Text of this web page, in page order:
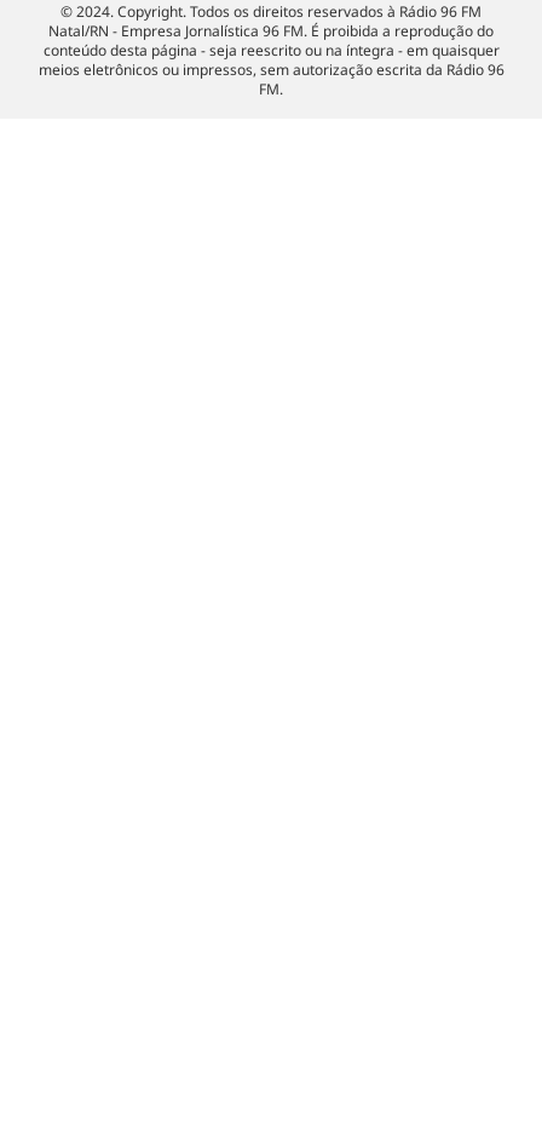
© 2024. Copyright. Todos os direitos reservados à Rádio 96 FM
Natal/RN - Empresa Jornalística 96 FM. É proibida a reprodução do
conteúdo desta página - seja reescrito ou na íntegra - em quaisquer
meios eletrônicos ou impressos, sem autorização escrita da Rádio 96
FM.